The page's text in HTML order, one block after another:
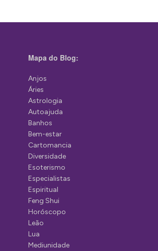
Mapa do Blog:
Anjos
Áries
Astrologia
Autoajuda
Banhos
Bem-estar
Cartomancia
Diversidade
Esoterismo
Especialistas
Espiritual
Feng Shui
Horóscopo
Leão
Lua
Mediunidade